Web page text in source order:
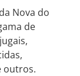
Nova do
de
outros.